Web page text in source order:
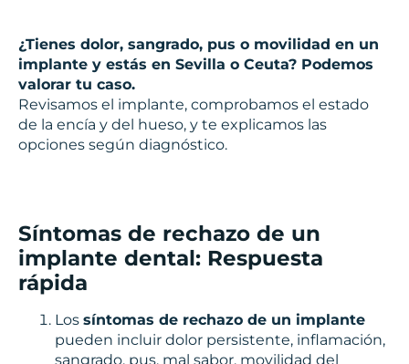
¿Tienes dolor, sangrado, pus o movilidad en un
implante y estás en Sevilla o Ceuta? Podemos
valorar tu caso.
Revisamos el implante, comprobamos el estado
de la encía y del hueso, y te explicamos las
opciones según diagnóstico.
Síntomas de rechazo de un
implante dental: Respuesta
rápida
Los síntomas de rechazo de un implante
pueden incluir dolor persistente, inflamación,
sangrado, pus, mal sabor, movilidad del